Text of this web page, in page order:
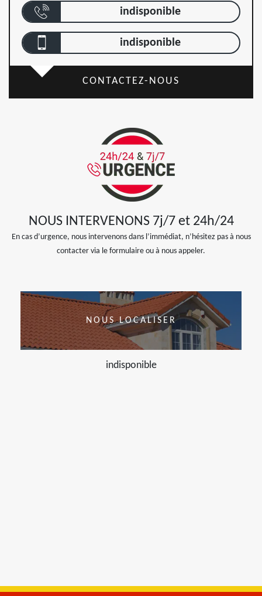
indisponible
indisponible
CONTACTEZ-NOUS
NOUS INTERVENONS 7j/7 et 24h/24
En cas d’urgence, nous intervenons dans l’immédiat, n’hésitez pas à nous
contacter via le formulaire ou à nous appeler.
NOUS LOCALISER
indisponible